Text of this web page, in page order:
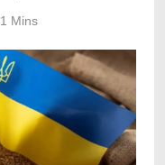
1 Mins